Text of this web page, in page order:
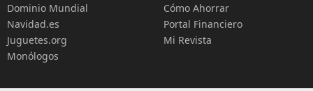
Dominio Mundial
Navidad.es
Juguetes.org
Monólogos
Cómo Ahorrar
Portal Financiero
Mi Revista